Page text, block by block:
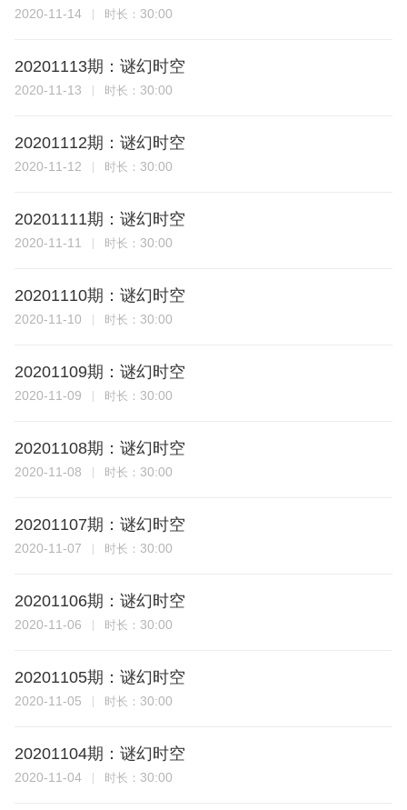
2020-11-14 时长： 30:00
20201113期：谜幻时空
2020-11-13 时长： 30:00
20201112期：谜幻时空
2020-11-12 时长： 30:00
20201111期：谜幻时空
2020-11-11 时长： 30:00
20201110期：谜幻时空
2020-11-10 时长： 30:00
20201109期：谜幻时空
2020-11-09 时长： 30:00
20201108期：谜幻时空
2020-11-08 时长： 30:00
20201107期：谜幻时空
2020-11-07 时长： 30:00
20201106期：谜幻时空
2020-11-06 时长： 30:00
20201105期：谜幻时空
2020-11-05 时长： 30:00
20201104期：谜幻时空
2020-11-04 时长： 30:00